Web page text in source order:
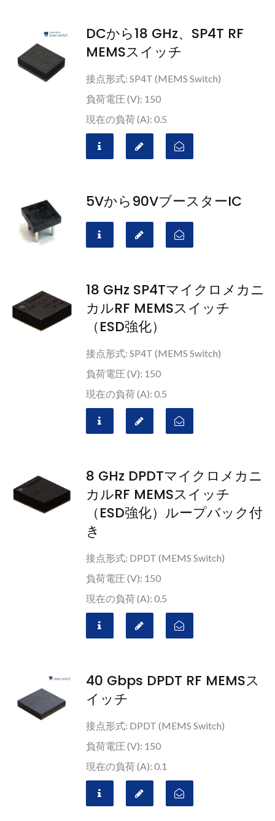
DCから18 GHz、SP4T RF
MEMSスイッチ
接点形式: SP4T (MEMS Switch)
負荷電圧 (V): 150
現在の負荷 (A): 0.5
5Vから90VブースターIC
18 GHz SP4Tマイクロメカニ
カルRF MEMSスイッチ
（ESD強化）
接点形式: SP4T (MEMS Switch)
負荷電圧 (V): 150
現在の負荷 (A): 0.5
8 GHz DPDTマイクロメカニ
カルRF MEMSスイッチ
（ESD強化）ループバック付
き
接点形式: DPDT (MEMS Switch)
負荷電圧 (V): 150
現在の負荷 (A): 0.5
40 Gbps DPDT RF MEMSス
イッチ
接点形式: DPDT (MEMS Switch)
負荷電圧 (V): 150
現在の負荷 (A): 0.1